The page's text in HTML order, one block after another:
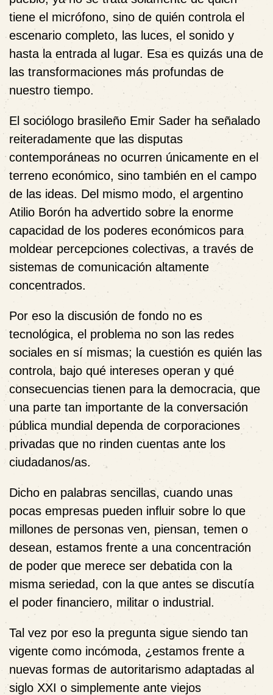
tiene el micrófono, sino de quién controla el
escenario completo, las luces, el sonido y
hasta la entrada al lugar. Esa es quizás una de
las transformaciones más profundas de
nuestro tiempo.
El sociólogo brasileño Emir Sader ha señalado
reiteradamente que las disputas
contemporáneas no ocurren únicamente en el
terreno económico, sino también en el campo
de las ideas. Del mismo modo, el argentino
Atilio Borón ha advertido sobre la enorme
capacidad de los poderes económicos para
moldear percepciones colectivas, a través de
sistemas de comunicación altamente
concentrados.
Por eso la discusión de fondo no es
tecnológica, el problema no son las redes
sociales en sí mismas; la cuestión es quién las
controla, bajo qué intereses operan y qué
consecuencias tienen para la democracia, que
una parte tan importante de la conversación
pública mundial dependa de corporaciones
privadas que no rinden cuentas ante los
ciudadanos/as.
Dicho en palabras sencillas, cuando unas
pocas empresas pueden influir sobre lo que
millones de personas ven, piensan, temen o
desean, estamos frente a una concentración
de poder que merece ser debatida con la
misma seriedad, con la que antes se discutía
el poder financiero, militar o industrial.
Tal vez por eso la pregunta sigue siendo tan
vigente como incómoda, ¿estamos frente a
nuevas formas de autoritarismo adaptadas al
siglo XXI o simplemente ante viejos